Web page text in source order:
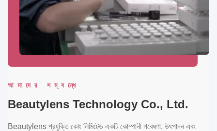
আমাদের সম্বন্ধে
Beautylens Technology Co., Ltd.
Beautylens প্রযুক্তি কোং লিমিটেড একটি কোম্পানী গবেষণা, উৎপাদন এবং